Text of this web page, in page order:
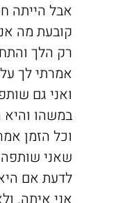
אבל הייתה
קובעת מה
רק הלך
אמרתי לך
ואני גם
במשהו
וכל הזמן
שאני
לדעת אם